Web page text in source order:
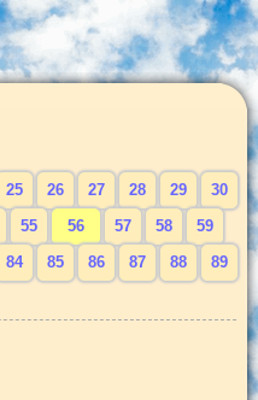
25 26 27 28 29
30
55 56 57 58
59
84 85 86 87 88
89